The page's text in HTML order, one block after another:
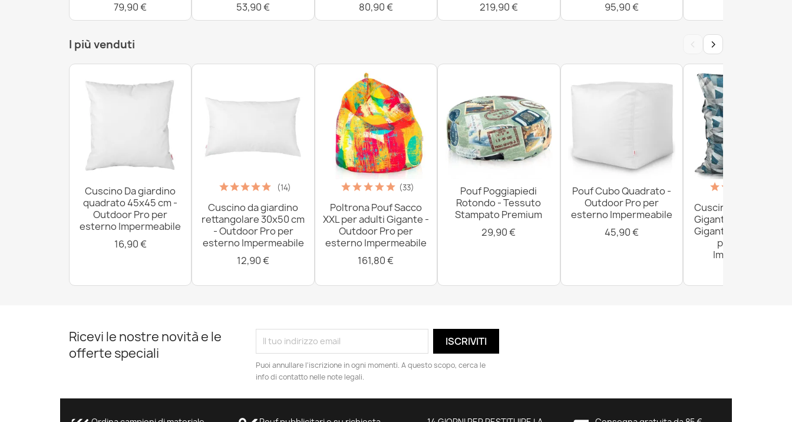
79,90 €
53,90 €
80,90 €
219,90 €
95,90 €
I più venduti ‹ ›
Cuscino Da giardino
quadrato 45x45 cm -
Outdoor Pro per
esterno Impermeabile
16,90 €
(14)
Cuscino da giardino
rettangolare 30x50 cm
- Outdoor Pro per
esterno Impermeabile
12,90 €
(33)
Poltrona Pouf Sacco
XXL per adulti Gigante -
Outdoor Pro per
esterno Impermeabile
161,80 €
Pouf Poggiapiedi
Rotondo - Tessuto
Stampato Premium
29,90 €
Pouf Cubo Quadrato -
Outdoor Pro per
esterno Impermeabile
45,90 €
Cuscino da
Gigante XXL per
Gigante - Outdoor
per esterno
Impermeabile
Ricevi le nostre novità e le
offerte speciali
Puoi annullare l'iscrizione in ogni momenti. A questo scopo, cerca le
info di contatto nelle note legali.